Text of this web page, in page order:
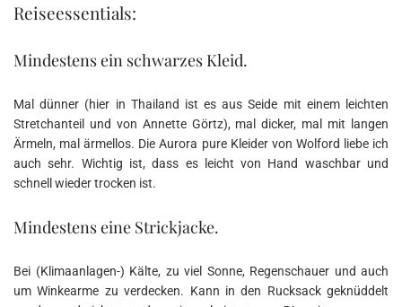
Reiseessentials:
Mindestens ein schwarzes Kleid.
Mal dünner (hier in Thailand ist es aus Seide mit einem leichten
Stretchanteil und von Annette Görtz), mal dicker, mal mit langen
Ärmeln, mal ärmellos. Die Aurora pure Kleider von Wolford liebe ich
auch sehr. Wichtig ist, dass es leicht von Hand waschbar und
schnell wieder trocken ist.
Mindestens eine Strickjacke.
Bei (Klimaanlagen-) Kälte, zu viel Sonne, Regenschauer und auch
um Winkearme zu verdecken. Kann in den Rucksack geknüddelt